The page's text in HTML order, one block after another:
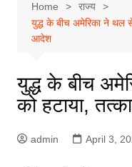
Home
राज्य
युद्ध के बीच अमेरिका ने थल
आदेश
युद्ध के बीच
को हटाया,
admin April 3,